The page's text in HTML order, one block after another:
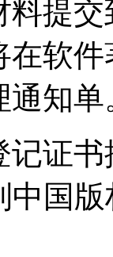
提
在软
通知单
证
中国